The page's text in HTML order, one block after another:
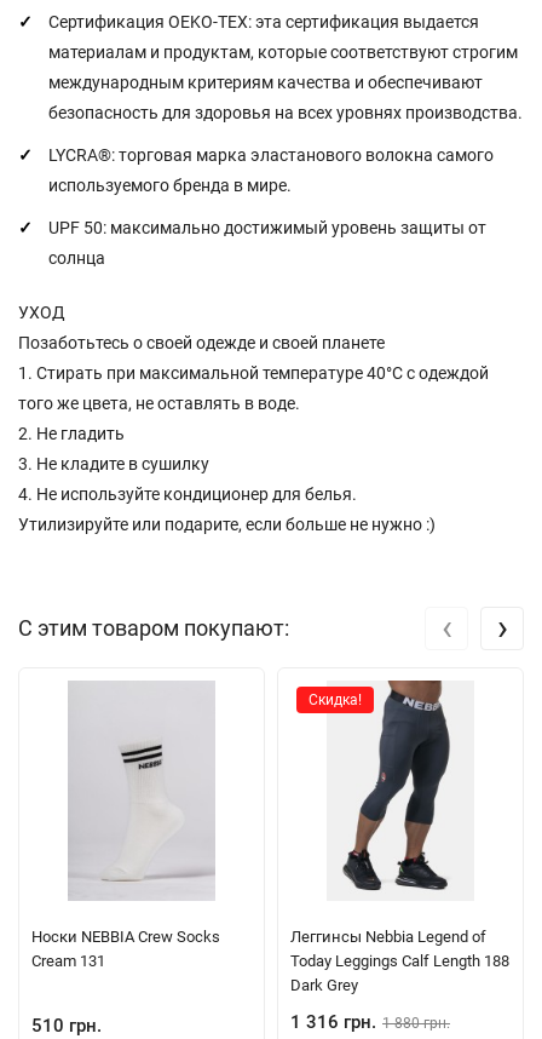
Сертификация OEKO-TEX: эта сертификация выдается
материалам и продуктам, которые соответствуют строгим
международным критериям качества и обеспечивают
безопасность для здоровья на всех уровнях производства.
LYCRA®: торговая марка эластанового волокна самого
используемого бренда в мире.
UPF 50: максимально достижимый уровень защиты от
солнца
УХОД
Позаботьтесь о своей одежде и своей планете
1. Стирать при максимальной температуре 40°С с одеждой
того же цвета, не оставлять в воде.
2. Не гладить
3. Не кладите в сушилку
4. Не используйте кондиционер для белья.
Утилизируйте или подарите, если больше не нужно :)
С этим товаром покупают:
Носки NEBBIA Crew Socks
Cream 131
510 грн.
Скидка!
Леггинсы Nebbia Legend of
Today Leggings Calf Length 188
Dark Grey
1 316 грн. 1 880 грн.
‹ ›